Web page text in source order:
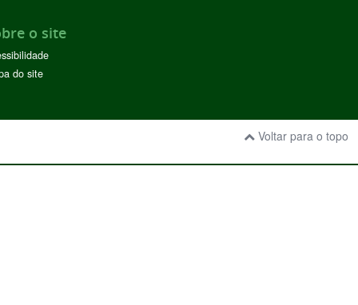
o site
do site
Voltar para o topo